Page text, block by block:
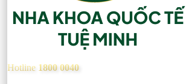
Hotline 1800 0040